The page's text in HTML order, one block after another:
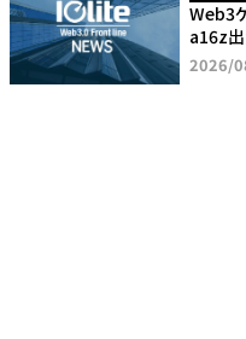
Web3
a16z
2026/